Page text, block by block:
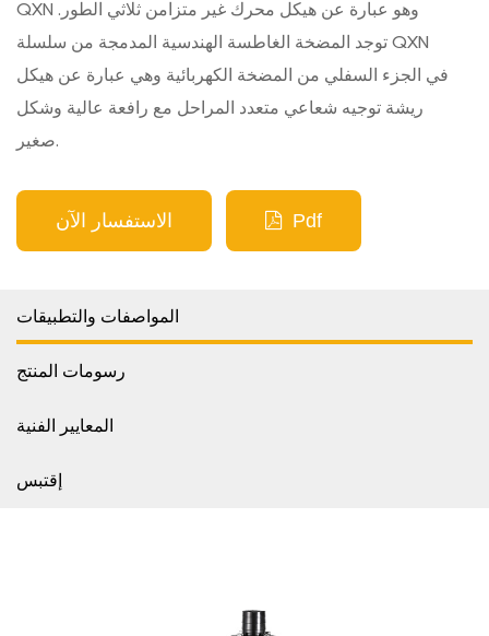
QXN وهو عبارة عن هيكل محرك غير متزامن ثلاثي الطور.
توجد المضخة الغاطسة الهندسية المدمجة من سلسلة QXN
في الجزء السفلي من المضخة الكهربائية وهي عبارة عن هيكل
ريشة توجيه شعاعي متعدد المراحل مع رافعة عالية وشكل
صغير.
الاستفسار الآن Pdf
المواصفات والتطبيقات
رسومات المنتج
المعايير الفنية
إقتبس